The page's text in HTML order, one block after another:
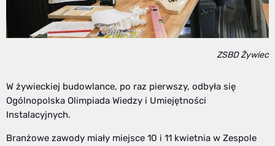
ZSBD Żywiec
W żywieckiej budowlance, po raz pierwszy, odbyła się
Ogólnopolska Olimpiada Wiedzy i Umiejętności
Instalacyjnych.
Branżowe zawody miały miejsce 10 i 11 kwietnia w Zespole